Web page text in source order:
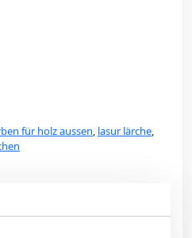
für holz aussen, lasur lärche,